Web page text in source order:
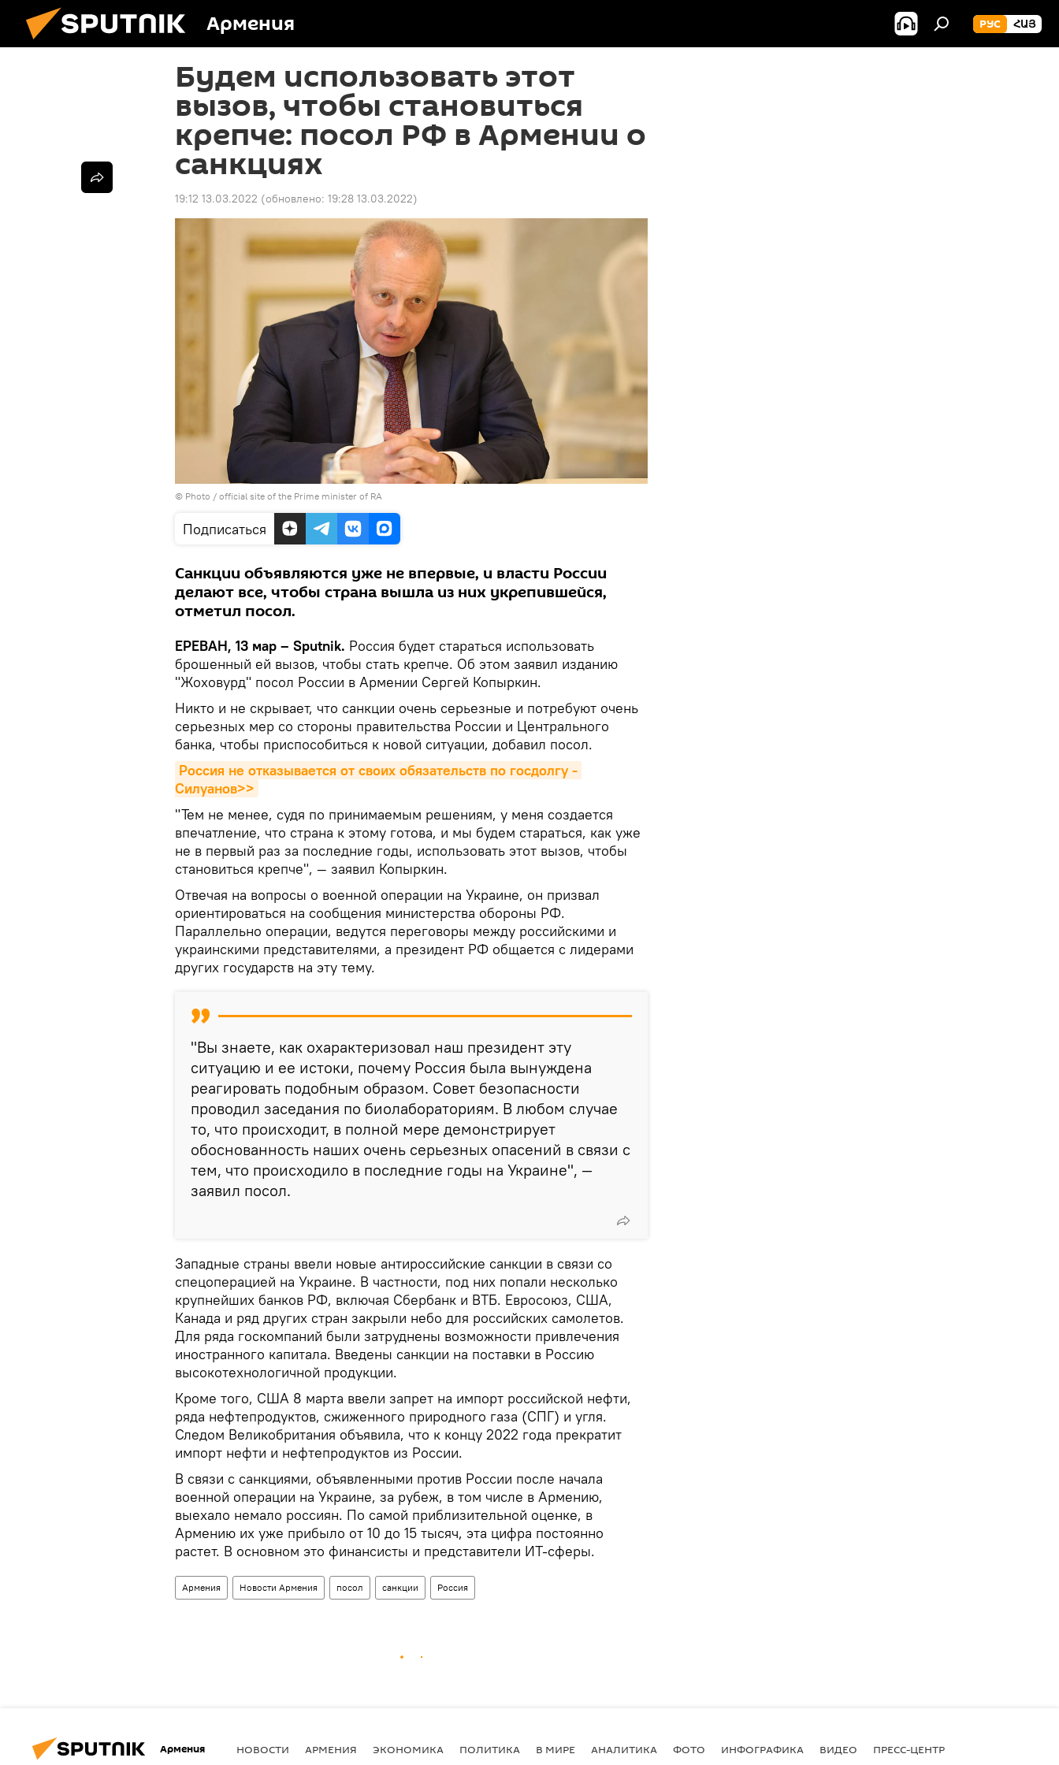
Армения РУС ՀԱՅ
Будем использовать этот
вызов, чтобы становиться
крепче: посол РФ в Армении о
санкциях
19:12 13.03.2022 (обновлено: 19:28 13.03.2022)
© Photo / official site of the Prime minister of RA
Подписаться
Санкции объявляются уже не впервые, и власти России
делают все, чтобы страна вышла из них укрепившейся,
отметил посол.
ЕРЕВАН, 13 мар – Sputnik. Россия будет стараться использовать
брошенный ей вызов, чтобы стать крепче. Об этом заявил изданию
"Жоховурд" посол России в Армении Сергей Копыркин.
Никто и не скрывает, что санкции очень серьезные и потребуют очень
серьезных мер со стороны правительства России и Центрального
банка, чтобы приспособиться к новой ситуации, добавил посол.
Россия не отказывается от своих обязательств по госдолгу -
Силуанов>>
"Тем не менее, судя по принимаемым решениям, у меня создается
впечатление, что страна к этому готова, и мы будем стараться, как уже
не в первый раз за последние годы, использовать этот вызов, чтобы
становиться крепче", — заявил Копыркин.
Отвечая на вопросы о военной операции на Украине, он призвал
ориентироваться на сообщения министерства обороны РФ.
Параллельно операции, ведутся переговоры между российскими и
украинскими представителями, а президент РФ общается с лидерами
других государств на эту тему.
"Вы знаете, как охарактеризовал наш президент эту
ситуацию и ее истоки, почему Россия была вынуждена
реагировать подобным образом. Совет безопасности
проводил заседания по биолабораториям. В любом случае
то, что происходит, в полной мере демонстрирует
обоснованность наших очень серьезных опасений в связи с
тем, что происходило в последние годы на Украине", —
заявил посол.
Западные страны ввели новые антироссийские санкции в cвязи со
спецоперацией на Украине. В частности, под них попали несколько
крупнейших банков РФ, включая Сбербанк и ВТБ. Евросоюз, США,
Канада и ряд других стран закрыли небо для российских самолетов.
Для ряда госкомпаний были затруднены возможности привлечения
иностранного капитала. Введены санкции на поставки в Россию
высокотехнологичной продукции.
Кроме того, США 8 марта ввели запрет на импорт российской нефти,
ряда нефтепродуктов, сжиженного природного газа (СПГ) и угля.
Следом Великобритания объявила, что к концу 2022 года прекратит
импорт нефти и нефтепродуктов из России.
В связи с санкциями, объявленными против России после начала
военной операции на Украине, за рубеж, в том числе в Армению,
выехало немало россиян. По самой приблизительной оценке, в
Армению их уже прибыло от 10 до 15 тысяч, эта цифра постоянно
растет. В основном это финансисты и представители ИТ-сферы.
Армения Новости Армения посол санкции Россия
Армения НОВОСТИ АРМЕНИЯ ЭКОНОМИКА ПОЛИТИКА В МИРЕ АНАЛИТИКА ФОТО ИНФОГРАФИКА ВИДЕО ПРЕСС-ЦЕНТР